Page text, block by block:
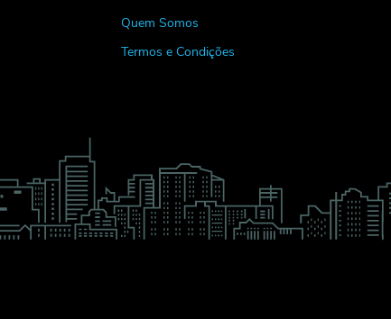
Quem Somos
Termos e Condições